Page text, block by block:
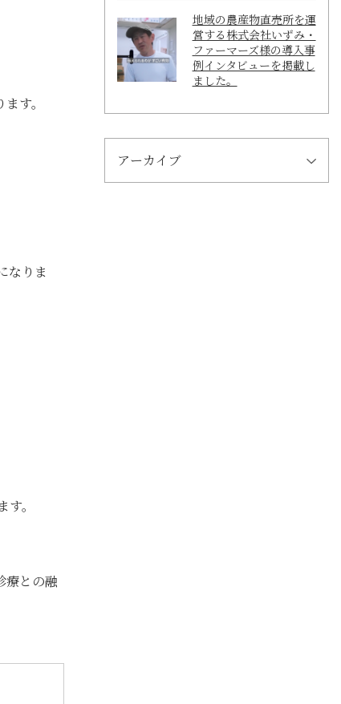
す。
なりま
。
療との融
地域の農産物直売所を運
営する株式会社いずみ・
ファーマーズ様の導入事
例インタビューを掲載し
ました。
アーカイブ